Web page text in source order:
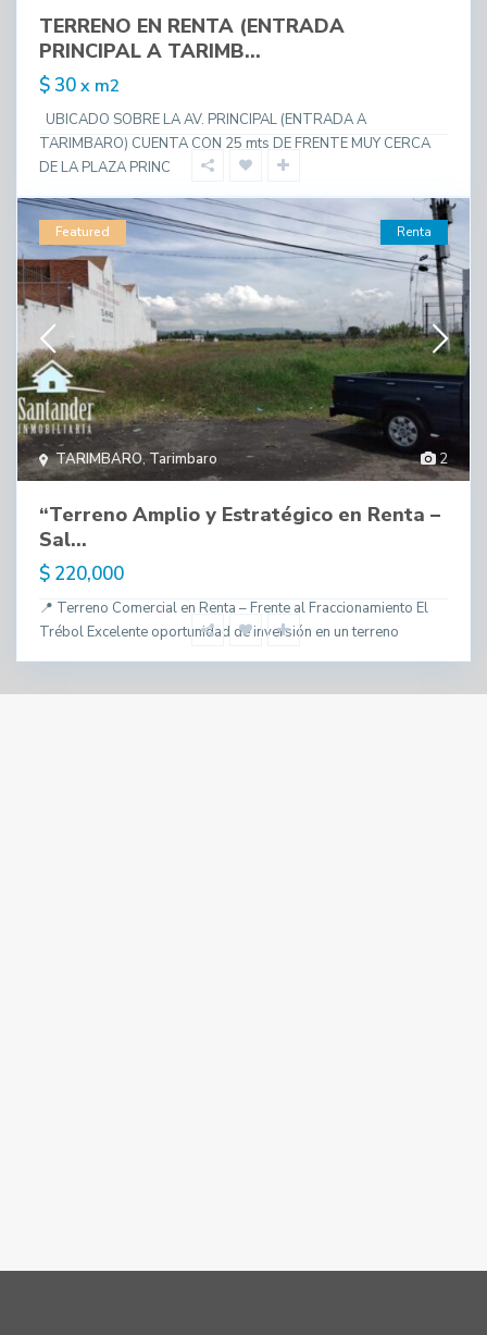
TERRENO EN RENTA (ENTRADA
PRINCIPAL A TARIMB...
$ 30x m2
UBICADO SOBRE LA AV. PRINCIPAL (ENTRADA A
TARIMBARO) CUENTA CON 25 mts DE FRENTE MUY CERCA
DE LA PLAZA PRINC
2
TARIMBARO,Tarimbaro
Featured Renta
“Terreno Amplio y Estratégico en Renta –
Sal...
$ 220,000
📍 Terreno Comercial en Renta – Frente al Fraccionamiento El
Trébol Excelente oportunidad de inversión en un terreno